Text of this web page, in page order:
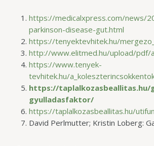
https://medicalxpress.com/news/
parkinson-disease-gut.html
https://tenyektevhitek.hu/
http://www.elitmed.hu/upload/pdf/
https://www.tenyek-
tevhitek.hu/
https://taplalkozasbeallitas.hu/
gyulladasfaktor/
https://taplalkozasbeallitas.hu/
David Perlmutter; Kristin Loberg: